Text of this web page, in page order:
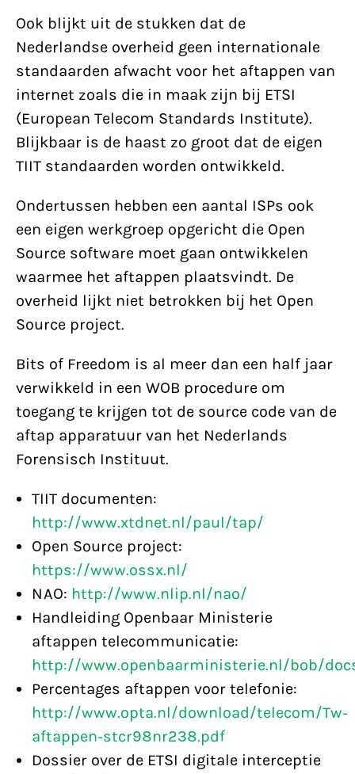
Ook blijkt uit de stukken dat de
Nederlandse overheid geen internationale
standaarden afwacht voor het aftappen van
internet zoals die in maak zijn bij ETSI
(European Telecom Standards Institute).
Blijkbaar is de haast zo groot dat de eigen
TIIT standaarden worden ontwikkeld.
Ondertussen hebben een aantal ISPs ook
een eigen werkgroep opgericht die Open
Source software moet gaan ontwikkelen
waarmee het aftappen plaatsvindt. De
overheid lijkt niet betrokken bij het Open
Source project.
Bits of Freedom is al meer dan een half jaar
verwikkeld in een WOB procedure om
toegang te krijgen tot de source code van de
aftap apparatuur van het Nederlands
Forensisch Instituut.
TIIT documenten:
http://www.xtdnet.nl/paul/tap/
Open Source project:
https://www.ossx.nl/
NAO: http://www.nlip.nl/nao/
Handleiding Openbaar Ministerie
aftappen telecommunicatie:
http://www.openbaarministerie.nl/bob/
Percentages aftappen voor telefonie:
http://www.opta.nl/download/telecom/Tw-
aftappen-stcr98nr238.pdf
Dossier over de ETSI digitale interceptie